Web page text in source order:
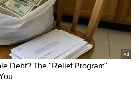
போக்கைக்
!